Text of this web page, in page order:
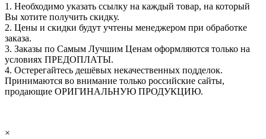
1. Необходимо указать ссылку на каждый товар, на который
Вы хотите получить скидку.
2. Цены и скидки будут учтены менеджером при обработке
заказа.
3. Заказы по Самым Лучшим Ценам оформляются только на
условиях ПРЕДОПЛАТЫ.
4. Остерегайтесь дешёвых некачественных подделок.
Принимаются во внимание только российские сайты,
продающие ОРИГИНАЛЬНУЮ ПРОДУКЦИЮ.
×